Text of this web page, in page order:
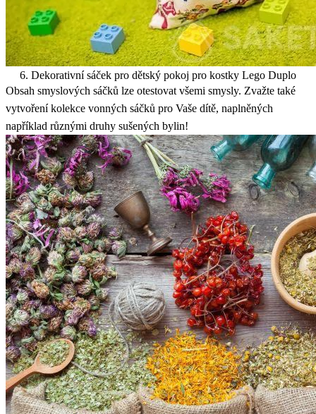
6. Dekorativní sáček pro dětský pokoj pro kostky Lego Duplo
Obsah smyslových sáčků lze otestovat všemi smysly. Zvažte také
vytvoření kolekce vonných sáčků pro Vaše dítě, naplněných
například různými druhy sušených bylin!